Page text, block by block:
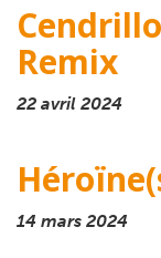
Remix
22 avril 2024
14 mars 2024